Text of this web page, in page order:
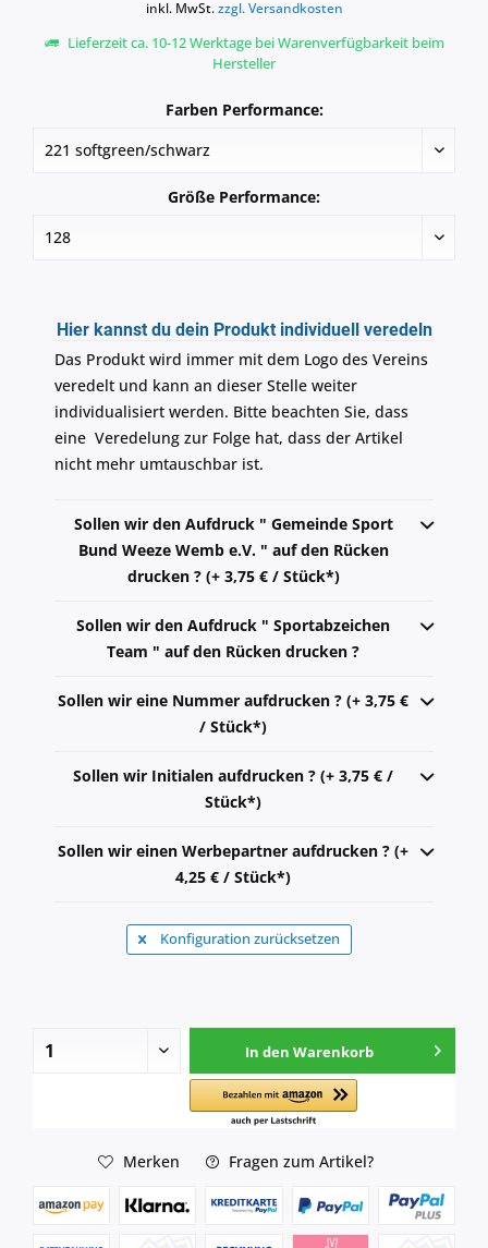
inkl. MwSt.zzgl. Versandkosten
Lieferzeit ca. 10-12 Werktage bei Warenverfügbarkeit beim
Hersteller
Farben Performance:
Größe Performance:
Hier kannst du dein Produkt individuell veredeln
Das Produkt wird immer mit dem Logo des Vereins
veredelt und kann an dieser Stelle weiter
individualisiert werden. Bitte beachten Sie, dass
eine Veredelung zur Folge hat, dass der Artikel
nicht mehr umtauschbar ist.
Sollen wir den Aufdruck " Gemeinde Sport
Bund Weeze Wemb e.V. " auf den Rücken
drucken ? (+ 3,75 € / Stück*)
Sollen wir den Aufdruck " Sportabzeichen
Team " auf den Rücken drucken ?
Sollen wir eine Nummer aufdrucken ? (+ 3,75 €
/ Stück*)
Sollen wir Initialen aufdrucken ? (+ 3,75 € /
Stück*)
Sollen wir einen Werbepartner aufdrucken ? (+
4,25 € / Stück*)
Konfiguration zurücksetzen
In den Warenkorb
Merken Fragen zum Artikel?